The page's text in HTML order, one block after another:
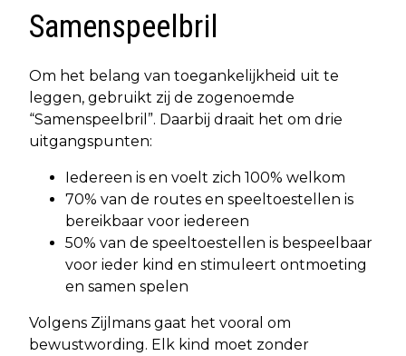
Samenspeelbril
Om het belang van toegankelijkheid uit te
leggen, gebruikt zij de zogenoemde
“Samenspeelbril”. Daarbij draait het om drie
uitgangspunten:
Iedereen is en voelt zich 100% welkom
70% van de routes en speeltoestellen is
bereikbaar voor iedereen
50% van de speeltoestellen is bespeelbaar
voor ieder kind en stimuleert ontmoeting
en samen spelen
Volgens Zijlmans gaat het vooral om
bewustwording. Elk kind moet zonder